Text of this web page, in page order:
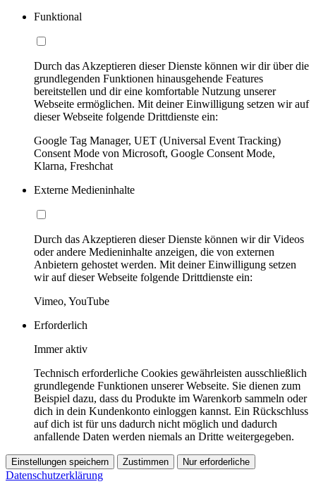
Funktional
Durch das Akzeptieren dieser Dienste können wir dir über die
grundlegenden Funktionen hinausgehende Features
bereitstellen und dir eine komfortable Nutzung unserer
Webseite ermöglichen. Mit deiner Einwilligung setzen wir auf
dieser Webseite folgende Drittdienste ein:
Google Tag Manager, UET (Universal Event Tracking)
Consent Mode von Microsoft, Google Consent Mode,
Klarna, Freshchat
Externe Medieninhalte
Durch das Akzeptieren dieser Dienste können wir dir Videos
oder andere Medieninhalte anzeigen, die von externen
Anbietern gehostet werden. Mit deiner Einwilligung setzen
wir auf dieser Webseite folgende Drittdienste ein:
Vimeo, YouTube
Erforderlich
Immer aktiv
Technisch erforderliche Cookies gewährleisten ausschließlich
grundlegende Funktionen unserer Webseite. Sie dienen zum
Beispiel dazu, dass du Produkte im Warenkorb sammeln oder
dich in dein Kundenkonto einloggen kannst. Ein Rückschluss
auf dich ist für uns dadurch nicht möglich und dadurch
anfallende Daten werden niemals an Dritte weitergegeben.
Einstellungen speichern Zustimmen Nur erforderliche
Datenschutzerklärung